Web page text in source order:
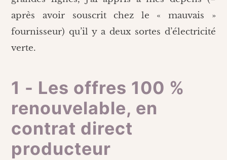
après avoir souscrit chez le « mauvais »
fournisseur) qu’il y a deux sortes d’électricité
verte.
1 - Les offres 100 %
renouvelable, en
contrat direct
producteur